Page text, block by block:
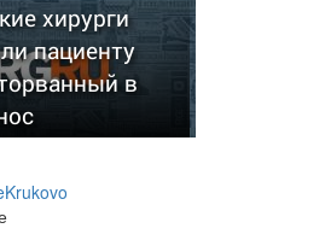
хирурги
пациенту
в